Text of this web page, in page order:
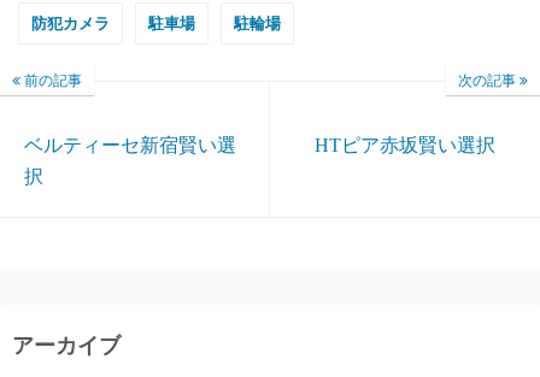
防犯カメラ 駐車場 駐輪場
前の記事
ベルティーセ新宿賢い選
択
次の記事
HTピア赤坂賢い選択
アーカイブ